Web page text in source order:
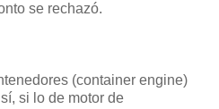
se rechazó.
(container engine)
si lo de motor de